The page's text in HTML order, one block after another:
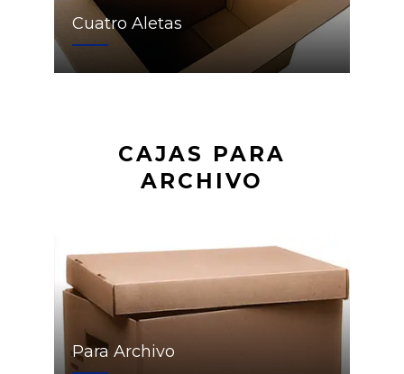
Cuatro Aletas
CAJAS PARA
ARCHIVO
Para Archivo